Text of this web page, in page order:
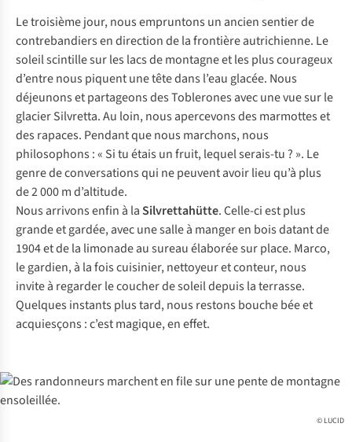
Le troisième jour, nous empruntons un ancien sentier de
contrebandiers en direction de la frontière autrichienne. Le
soleil scintille sur les lacs de montagne et les plus courageux
d’entre nous piquent une tête dans l’eau glacée. Nous
déjeunons et partageons des Toblerones avec une vue sur le
glacier Silvretta. Au loin, nous apercevons des marmottes et
des rapaces. Pendant que nous marchons, nous
philosophons : « Si tu étais un fruit, lequel serais-tu ? ». Le
genre de conversations qui ne peuvent avoir lieu qu’à plus
de 2 000 m d’altitude.
Nous arrivons enfin à laSilvrettahütte. Celle-ci est plus
grande et gardée, avec une salle à manger en bois datant de
1904 et de la limonade au sureau élaborée sur place. Marco,
le gardien, à la fois cuisinier, nettoyeur et conteur, nous
invite à regarder le coucher de soleil depuis la terrasse.
Quelques instants plus tard, nous restons bouche bée et
acquiesçons : c’est magique, en effet.
© LUCID